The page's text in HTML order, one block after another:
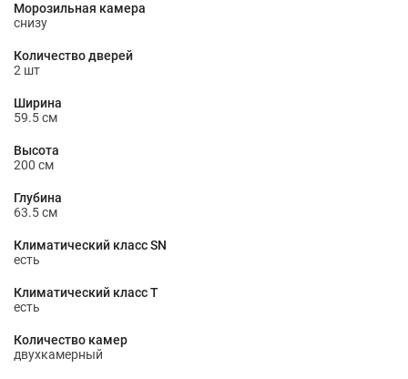
Морозильная камера
снизу
Количество дверей
2 шт
Ширина
59.5 см
Высота
200 см
Глубина
63.5 см
Климатический класс SN
есть
Климатический класс T
есть
Количество камер
двухкамерный